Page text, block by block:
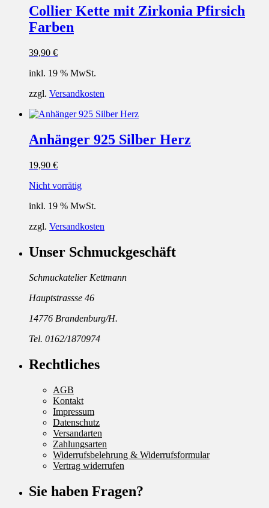
Collier Kette mit Zirkonia Pfirsich
Farben
39,90 €
inkl. 19 % MwSt.
zzgl. Versandkosten
Anhänger 925 Silber Herz
19,90 €
Nicht vorrätig
inkl. 19 % MwSt.
zzgl. Versandkosten
Unser Schmuckgeschäft
Schmuckatelier Kettmann
Hauptstrassse 46
14776 Brandenburg/H.
Tel. 0162/1870974
Rechtliches
AGB
Kontakt
Impressum
Datenschutz
Versandarten
Zahlungsarten
Widerrufsbelehrung & Widerrufsformular
Vertrag widerrufen
Sie haben Fragen?